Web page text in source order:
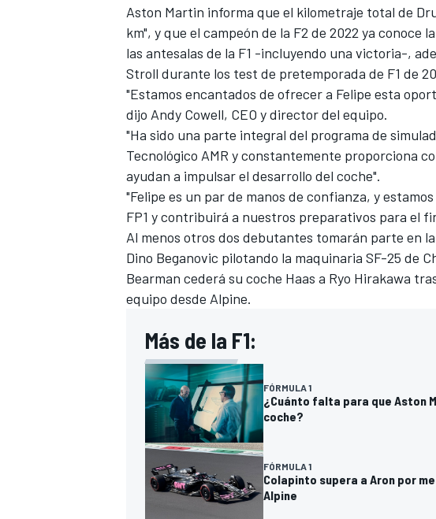
Aston Martin informa que el kilometraje total de
km", y que el campeón de la F2 de 2022 ya conoce
las antesalas de la F1 -incluyendo una victoria-,
Stroll durante los test de pretemporada de F1 de
"Estamos encantados de ofrecer a Felipe esta
dijo Andy Cowell, CEO y director del equipo.
"Ha sido una parte integral del programa de
Tecnológico AMR y constantemente proporciona
ayudan a impulsar el desarrollo del coche".
"Felipe es un par de manos de confianza, y
FP1 y contribuirá a nuestros preparativos para el
Al menos otros dos debutantes tomarán parte en
Dino Beganovic pilotando la maquinaria SF-25 de
Bearman cederá su coche Haas a Ryo Hirakawa
equipo desde Alpine.
Más de la F1:
FÓRMULA 1
¿Cuánto falta para que Aston
coche?
FÓRMULA 1
Colapinto supera a Aron por
Alpine